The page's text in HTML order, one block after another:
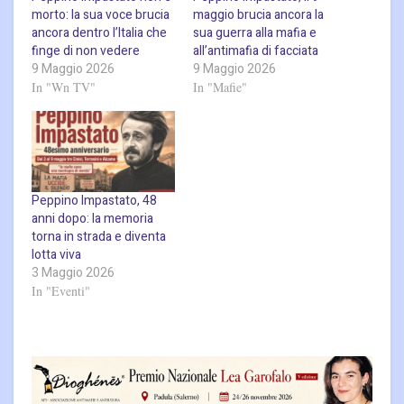
morto: la sua voce brucia
ancora dentro l’Italia che
finge di non vedere
9 Maggio 2026
In "Wn TV"
maggio brucia ancora la
sua guerra alla mafia e
all’antimafia di facciata
9 Maggio 2026
In "Mafie"
Peppino Impastato, 48
anni dopo: la memoria
torna in strada e diventa
lotta viva
3 Maggio 2026
In "Eventi"